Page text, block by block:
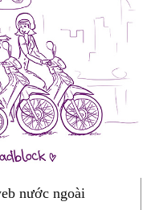
nước ngoài